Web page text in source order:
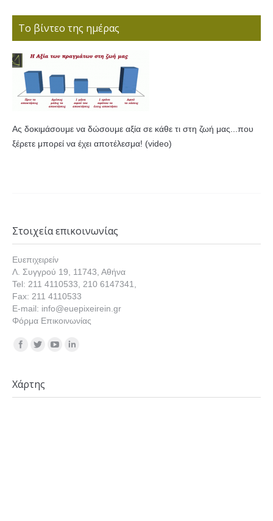
Το βίντεο της ημέρας
Ας δοκιμάσουμε να δώσουμε αξία σε κάθε τι στη ζωή μας...που
ξέρετε μπορεί να έχει αποτέλεσμα! (video)
Στοιχεία επικοινωνίας
Ευεπιχειρείν
Λ. Συγγρού 19, 11743, Αθήνα
Tel: 211 4110533, 210 6147341,
Fax: 211 4110533
E-mail: info@euepixeirein.gr
Φόρμα Επικοινωνίας
Find us on:
Χάρτης